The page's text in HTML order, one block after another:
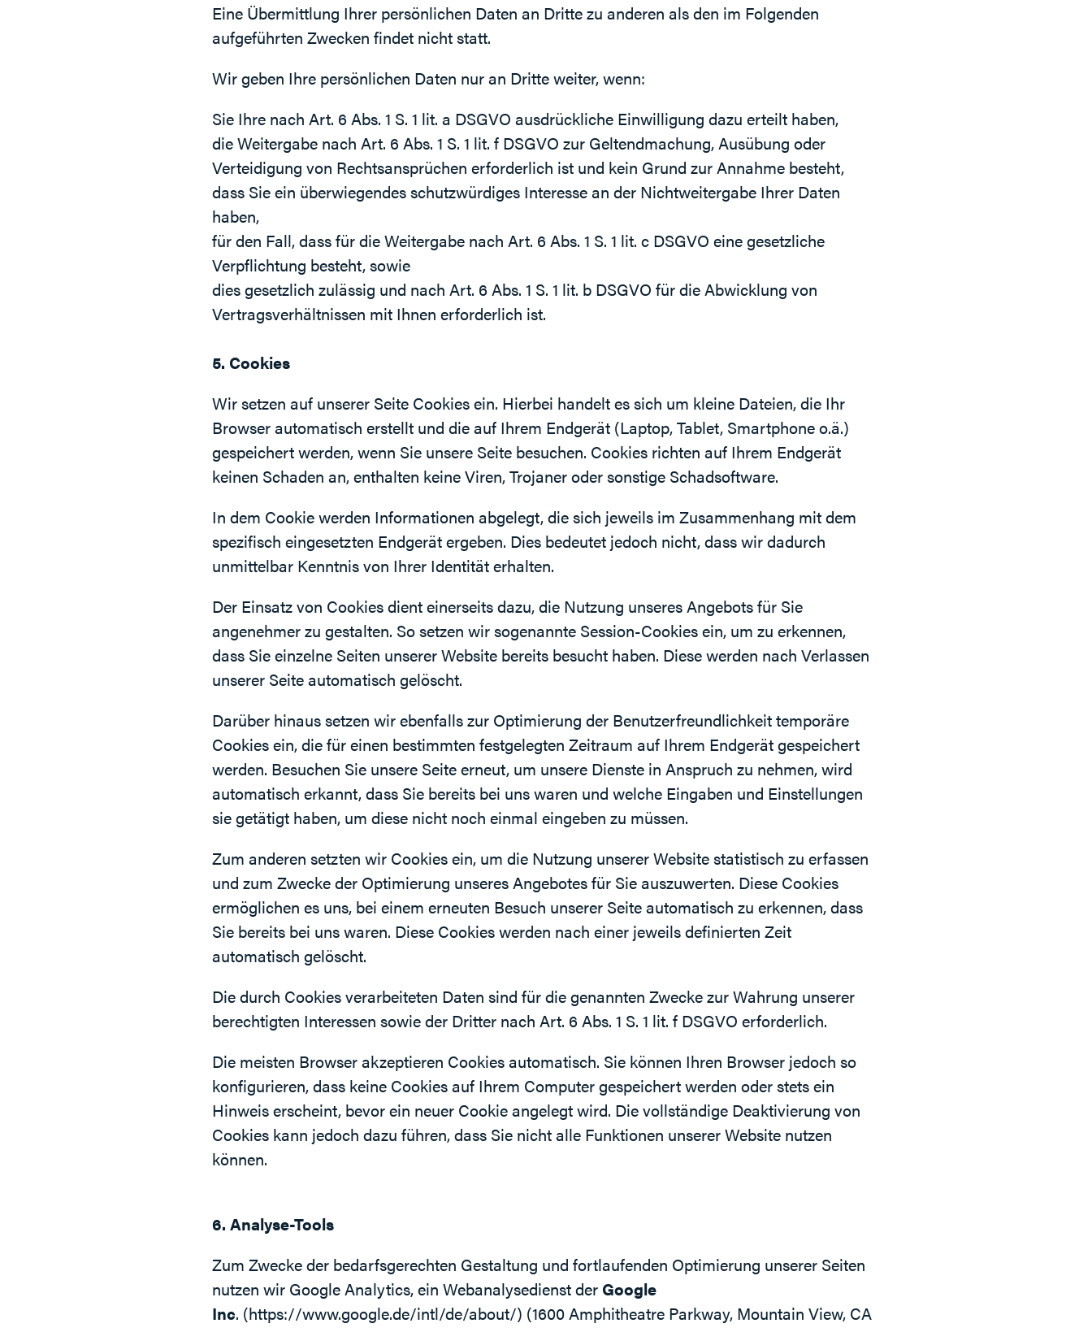
Eine Übermittlung Ihrer persönlichen Daten an Dritte zu anderen als den im Folgenden
aufgeführten Zwecken findet nicht statt.
Wir geben Ihre persönlichen Daten nur an Dritte weiter, wenn:
Sie Ihre nach Art. 6 Abs. 1 S. 1 lit. a DSGVO ausdrückliche Einwilligung dazu erteilt haben,
die Weitergabe nach Art. 6 Abs. 1 S. 1 lit. f DSGVO zur Geltendmachung, Ausübung oder
Verteidigung von Rechtsansprüchen erforderlich ist und kein Grund zur Annahme besteht,
dass Sie ein überwiegendes schutzwürdiges Interesse an der Nichtweitergabe Ihrer Daten
haben,
für den Fall, dass für die Weitergabe nach Art. 6 Abs. 1 S. 1 lit. c DSGVO eine gesetzliche
Verpflichtung besteht, sowie
dies gesetzlich zulässig und nach Art. 6 Abs. 1 S. 1 lit. b DSGVO für die Abwicklung von
Vertragsverhältnissen mit Ihnen erforderlich ist.
5. Cookies
Wir setzen auf unserer Seite Cookies ein. Hierbei handelt es sich um kleine Dateien, die Ihr
Browser automatisch erstellt und die auf Ihrem Endgerät (Laptop, Tablet, Smartphone o.ä.)
gespeichert werden, wenn Sie unsere Seite besuchen. Cookies richten auf Ihrem Endgerät
keinen Schaden an, enthalten keine Viren, Trojaner oder sonstige Schadsoftware.
In dem Cookie werden Informationen abgelegt, die sich jeweils im Zusammenhang mit dem
spezifisch eingesetzten Endgerät ergeben. Dies bedeutet jedoch nicht, dass wir dadurch
unmittelbar Kenntnis von Ihrer Identität erhalten.
Der Einsatz von Cookies dient einerseits dazu, die Nutzung unseres Angebots für Sie
angenehmer zu gestalten. So setzen wir sogenannte Session-Cookies ein, um zu erkennen,
dass Sie einzelne Seiten unserer Website bereits besucht haben. Diese werden nach Verlassen
unserer Seite automatisch gelöscht.
Darüber hinaus setzen wir ebenfalls zur Optimierung der Benutzerfreundlichkeit temporäre
Cookies ein, die für einen bestimmten festgelegten Zeitraum auf Ihrem Endgerät gespeichert
werden. Besuchen Sie unsere Seite erneut, um unsere Dienste in Anspruch zu nehmen, wird
automatisch erkannt, dass Sie bereits bei uns waren und welche Eingaben und Einstellungen
sie getätigt haben, um diese nicht noch einmal eingeben zu müssen.
Zum anderen setzten wir Cookies ein, um die Nutzung unserer Website statistisch zu erfassen
und zum Zwecke der Optimierung unseres Angebotes für Sie auszuwerten. Diese Cookies
ermöglichen es uns, bei einem erneuten Besuch unserer Seite automatisch zu erkennen, dass
Sie bereits bei uns waren. Diese Cookies werden nach einer jeweils definierten Zeit
automatisch gelöscht.
Die durch Cookies verarbeiteten Daten sind für die genannten Zwecke zur Wahrung unserer
berechtigten Interessen sowie der Dritter nach Art. 6 Abs. 1 S. 1 lit. f DSGVO erforderlich.
Die meisten Browser akzeptieren Cookies automatisch. Sie können Ihren Browser jedoch so
konfigurieren, dass keine Cookies auf Ihrem Computer gespeichert werden oder stets ein
Hinweis erscheint, bevor ein neuer Cookie angelegt wird. Die vollständige Deaktivierung von
Cookies kann jedoch dazu führen, dass Sie nicht alle Funktionen unserer Website nutzen
können.
6. Analyse-Tools
Zum Zwecke der bedarfsgerechten Gestaltung und fortlaufenden Optimierung unserer Seiten
nutzen wir Google Analytics, ein Webanalysedienst der Google
Inc. (https://www.google.de/intl/de/about/) (1600 Amphitheatre Parkway, Mountain View, CA